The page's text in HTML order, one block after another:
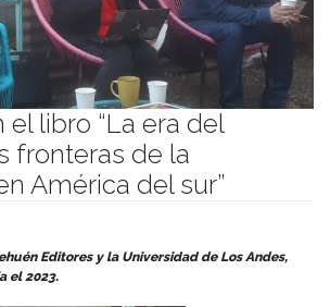
el libro “La era del
fronteras de la
América del sur”
Editores y la Universidad de Los Andes,
el 2023.